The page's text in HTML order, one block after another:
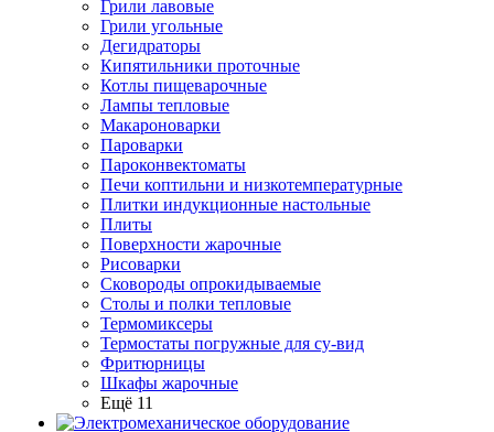
Грили лавовые
Грили угольные
Дегидраторы
Кипятильники проточные
Котлы пищеварочные
Лампы тепловые
Макароноварки
Пароварки
Пароконвектоматы
Печи коптильни и низкотемпературные
Плитки индукционные настольные
Плиты
Поверхности жарочные
Рисоварки
Сковороды опрокидываемые
Столы и полки тепловые
Термомиксеры
Термостаты погружные для су-вид
Фритюрницы
Шкафы жарочные
Ещё 11